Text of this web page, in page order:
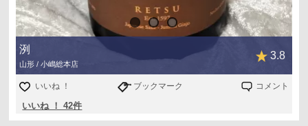
洌
山形 / 小嶋総本店
3.8
いいね ！ ブックマーク コメント
いいね ！ 42件